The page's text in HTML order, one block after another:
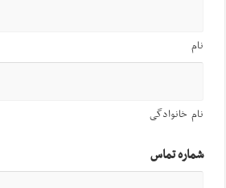
نام
نام خانوادگی
شماره تماس